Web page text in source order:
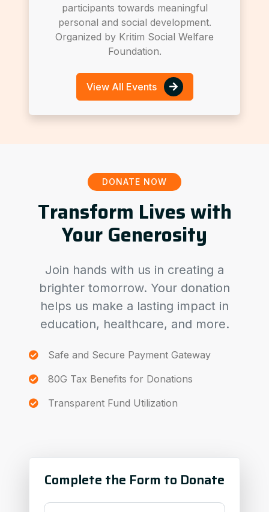
participants towards meaningful
personal and social development.
Organized by Kritim Social Welfare
Foundation.
View All Events
DONATE NOW
Transform Lives with
Your Generosity
Join hands with us in creating a
brighter tomorrow. Your donation
helps us make a lasting impact in
education, healthcare, and more.
Safe and Secure Payment Gateway
80G Tax Benefits for Donations
Transparent Fund Utilization
Complete the Form to Donate